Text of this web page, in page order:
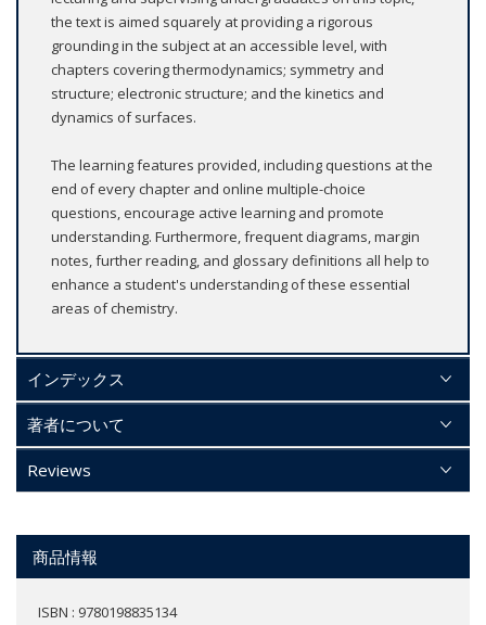
the text is aimed squarely at providing a rigorous
grounding in the subject at an accessible level, with
chapters covering thermodynamics; symmetry and
structure; electronic structure; and the kinetics and
dynamics of surfaces.
The learning features provided, including questions at the
end of every chapter and online multiple-choice
questions, encourage active learning and promote
understanding. Furthermore, frequent diagrams, margin
notes, further reading, and glossary definitions all help to
enhance a student's understanding of these essential
areas of chemistry.
インデックス
著者について
Reviews
商品情報
ISBN : 9780198835134